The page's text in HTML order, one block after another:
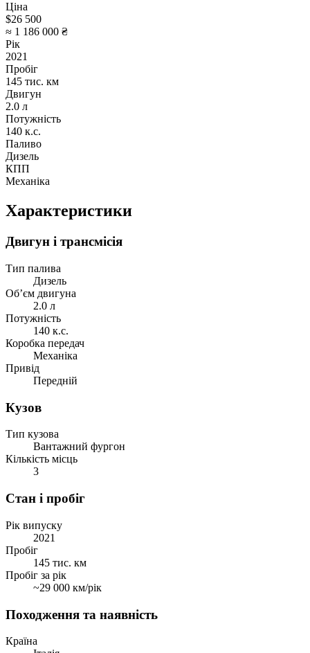
Ціна
$26 500
≈ 1 186 000 ₴
Рік
2021
Пробіг
145 тис. км
Двигун
2.0 л
Потужність
140 к.с.
Паливо
Дизель
КПП
Механіка
Характеристики
Двигун і трансмісія
Тип палива
Дизель
Об’єм двигуна
2.0 л
Потужність
140 к.с.
Коробка передач
Механіка
Привід
Передній
Кузов
Тип кузова
Вантажний фургон
Кількість місць
3
Стан і пробіг
Рік випуску
2021
Пробіг
145 тис. км
Пробіг за рік
~29 000 км/рік
Походження та наявність
Країна